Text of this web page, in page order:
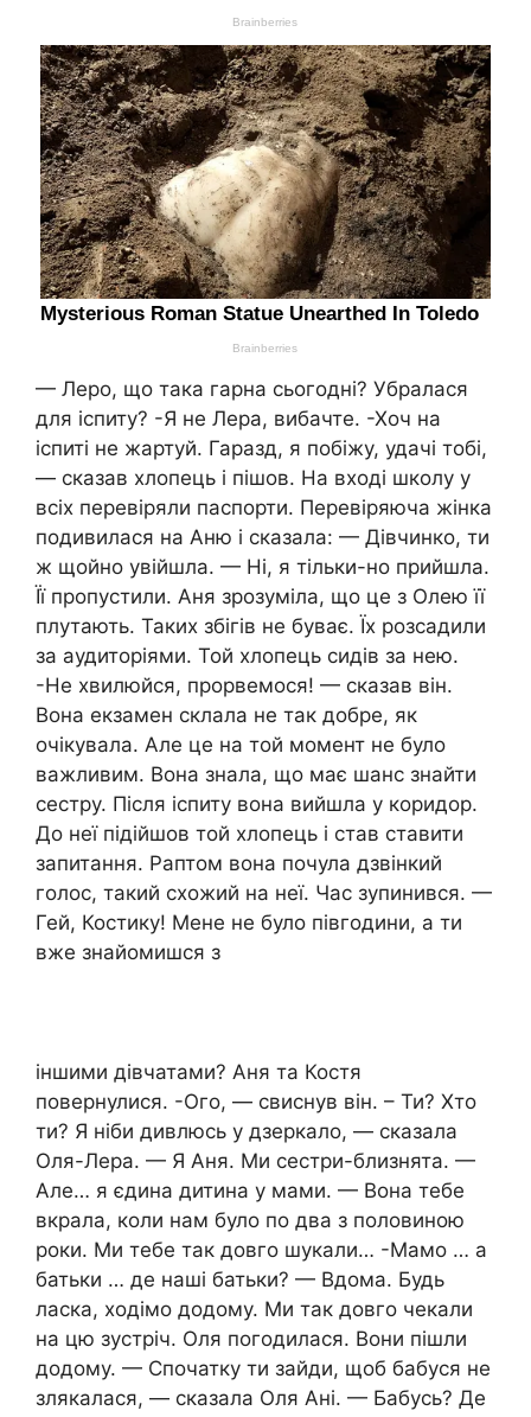
— Леро, що така гарна сьогодні? Убралася
для іспиту? -Я не Лера, вибачте. -Хоч на
іспиті не жартуй. Гаразд, я побіжу, удачі тобі,
— сказав хлопець і пішов. На вході школу у
всіх перевіряли паспорти. Перевіряюча жінка
подивилася на Аню і сказала: — Дівчинко, ти
ж щойно увійшла. — Ні, я тільки-но прийшла.
Її пропустили. Аня зрозуміла, що це з Олею її
плутають. Таких збігів не буває. Їх розсадили
за аудиторіями. Той хлопець сидів за нею.
-Не хвилюйся, прорвемося! — сказав він.
Вона екзамен склала не так добре, як
очікувала. Але це на той момент не було
важливим. Вона знала, що має шанс знайти
сестру. Після іспиту вона вийшла у коридор.
До неї підійшов той хлопець і став ставити
запитання. Раптом вона почула дзвінкий
голос, такий схожий на неї. Час зупинився. —
Гей, Костику! Мене не було півгодини, а ти
вже знайомишся з
іншими дівчатами? Аня та Костя
повернулися. -Ого, — свиснув він. – Ти? Хто
ти? Я ніби дивлюсь у дзеркало, — сказала
Оля-Лера. — Я Аня. Ми сестри-близнята. —
Але… я єдина дитина у мами. — Вона тебе
вкрала, коли нам було по два з половиною
роки. Ми тебе так довго шукали… -Мамо … а
батьки … де наші батьки? — Вдома. Будь
ласка, ходімо додому. Ми так довго чекали
на цю зустріч. Оля погодилася. Вони пішли
додому. — Спочатку ти зайди, щоб бабуся не
злякалася, — сказала Оля Ані. — Бабусь? Де